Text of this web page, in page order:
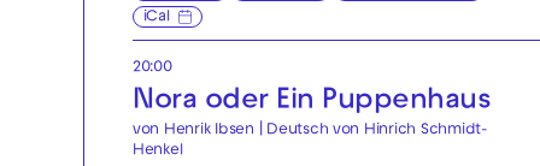
iCal
20:00
Nora oder Ein Puppenhaus
von Henrik Ibsen | Deutsch von Hinrich Schmidt-
Henkel